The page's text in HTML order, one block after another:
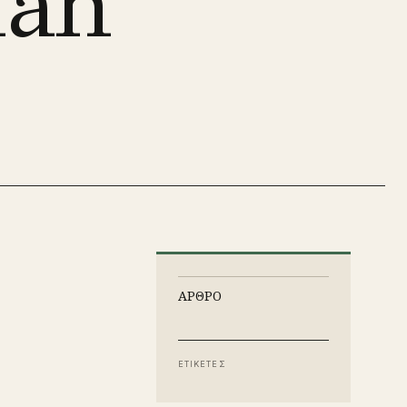
ΑΡΘΡΟ
ΕΤΙΚΕΤΕΣ